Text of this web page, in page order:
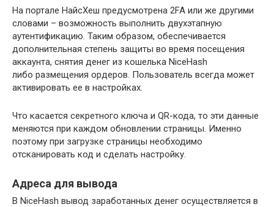
На портале НайсХеш предусмотрена 2FA или же другими
словами – возможность выполнить двухэтапную
аутентификацию. Таким образом, обеспечивается
дополнительная степень защиты во время посещения
аккаунта, снятия денег из кошелька NiceHash
либо размещения ордеров. Пользователь всегда может
активировать ее в настройках.
Что касается секретного ключа и QR-кода, то эти данные
меняются при каждом обновлении страницы. Именно
поэтому при загрузке страницы необходимо
отсканировать код и сделать настройку.
Адреса для вывода
В NiceHash вывод заработанных денег осуществляется в